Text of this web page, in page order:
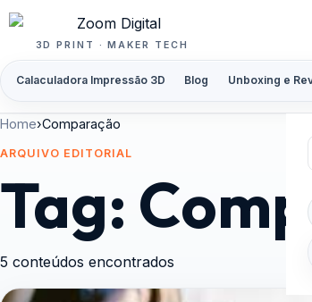
Pular para o conteúdo
3D PRINT · MAKER TECH
Calaculadora Impressão 3D Blog Unboxing e
Home›Comparação
ARQUIVO EDITORIAL
Tag:
5 conteúdos encontrados